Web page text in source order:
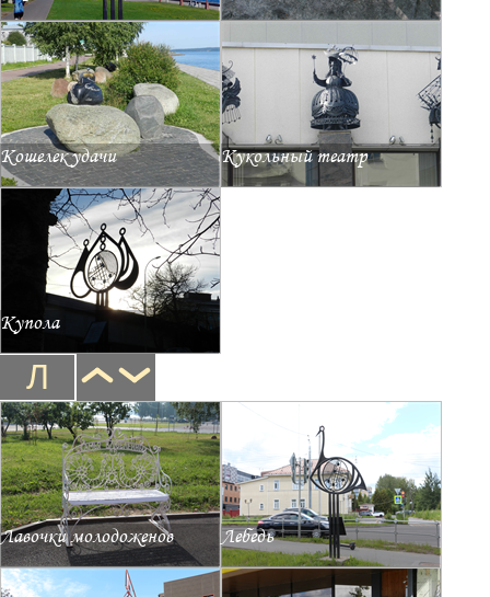
Кошелек удачи Кукольный театр
Купола
Л
Лавочки молодоженов Лебедь